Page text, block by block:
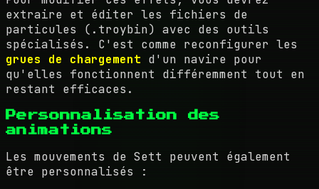
extraire et éditer les fichiers de
particules (.troybin) avec des outils
spécialisés. C'est comme reconfigurer les
grues de chargement d'un navire pour
qu'elles fonctionnent différemment tout en
restant efficaces.
Personnalisation des
animations
Les mouvements de Sett peuvent également
être personnalisés :